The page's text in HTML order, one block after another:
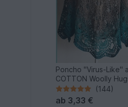
Poncho "Virus-Like"
COTTON
(144)
ab 3,33 €